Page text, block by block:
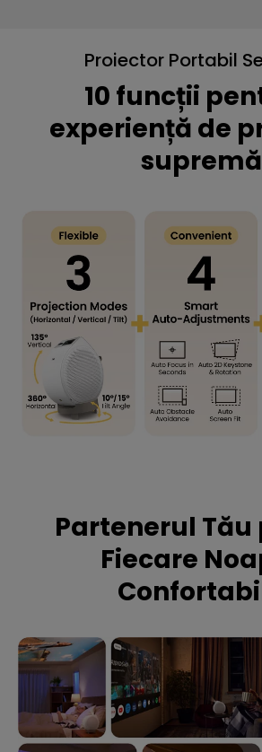
Proiector Portabil
10 funcții
experiență de
supremă
Partenerul
Fiecare